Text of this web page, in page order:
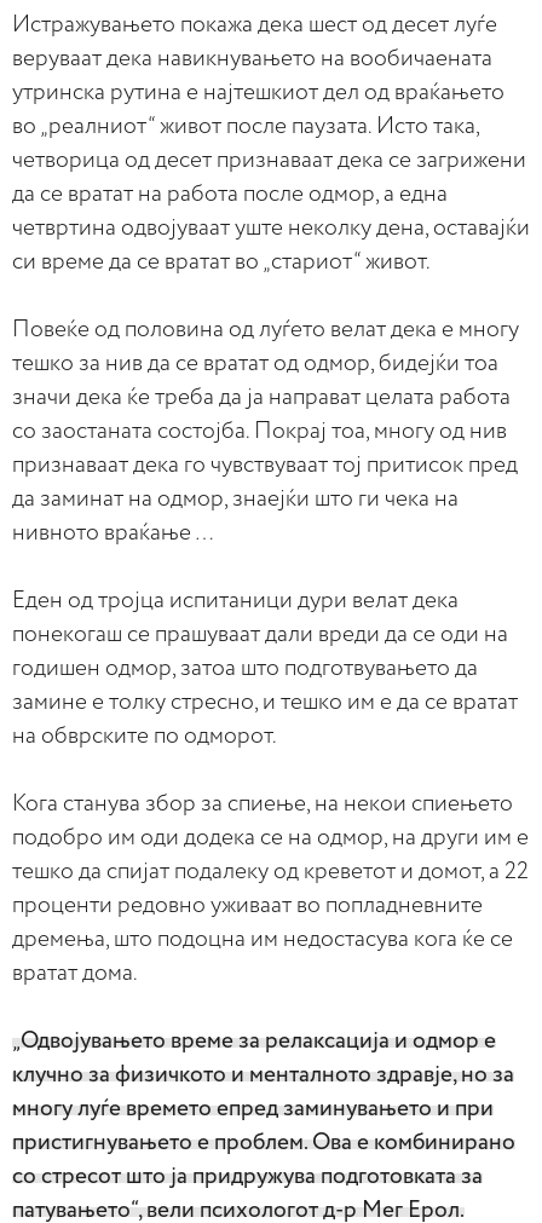
Истражувањето покажа дека шест од десет луѓе
веруваат дека навикнувањето на вообичаената
утринска рутина е најтешкиот дел од враќањето
во „реалниот“ живот после паузата. Исто така,
четворица од десет признаваат дека се загрижени
да се вратат на работа после одмор, а една
четвртина одвојуваат уште неколку дена, оставајќи
си време да се вратат во „стариот“ живот.
Повеќе од половина од луѓето велат дека е многу
тешко за нив да се вратат од одмор, бидејќи тоа
значи дека ќе треба да ја направат целата работа
со заостаната состојба. Покрај тоа, многу од нив
признаваат дека го чувствуваат тој притисок пред
да заминат на одмор, знаејќи што ги чека на
нивното враќање …
Еден од тројца испитаници дури велат дека
понекогаш се прашуваат дали вреди да се оди на
годишен одмор, затоа што подготвувањето да
замине е толку стресно, и тешко им е да се вратат
на обврските по одморот.
Кога станува збор за спиење, на некои спиењето
подобро им оди додека се на одмор, на други им е
тешко да спијат подалеку од креветот и домот, а 22
проценти редовно уживаат во попладневните
дремења, што подоцна им недостасува кога ќе се
вратат дома.
„Одвојувањето време за релаксација и одмор е
клучно за физичкото и менталното здравје, но за
многу луѓе времето епред заминувањето и при
пристигнувањето е проблем. Ова е комбинирано
со стресот што ја придружува подготовката за
патувањето“, вели психологот д-р Мег Ерол.